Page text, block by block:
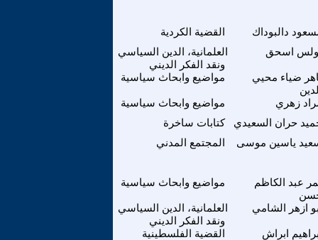
القضية الكردية
دالبوداك
العلمانية، الدين السياسي
ونقد الفكر الديني
اسحق
مواضيع وابحاث سياسية
ضياء محيي
مواضيع وابحاث سياسية
زهري
كتابات ساخرة
حران السعيدي
المجتمع المدني
ياسين موسى
مواضيع وابحاث سياسية
عبد الكاظم
العلمانية، الدين السياسي
ونقد الفكر الديني
ازهر الشامي
القضية الفلسطينية
ابراش